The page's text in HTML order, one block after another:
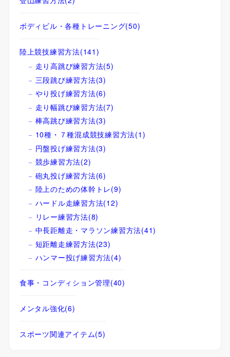
ボディビル・各種トレーニング(50)
陸上競技練習方法(141)
走り高跳び練習方法(5)
三段跳び練習方法(3)
やり投げ練習方法(6)
走り幅跳び練習方法(7)
棒高跳び練習方法(3)
10種・７種混成競技練習方法(1)
円盤投げ練習方法(3)
競歩練習方法(2)
砲丸投げ練習方法(6)
陸上のための体幹トレ(9)
ハードル走練習方法(12)
リレー練習方法(8)
中長距離走・マラソン練習方法(41)
短距離走練習方法(23)
ハンマー投げ練習方法(4)
食事・コンディション管理(40)
メンタル強化(6)
スポーツ関連アイテム(5)